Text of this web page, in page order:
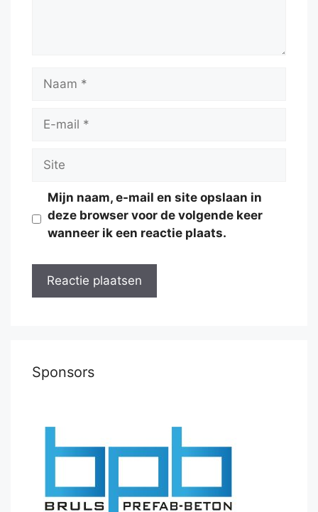
Naam
Site
Mijn naam, e-mail en site opslaan in
deze browser voor de volgende keer
wanneer ik een reactie plaats.
Sponsors